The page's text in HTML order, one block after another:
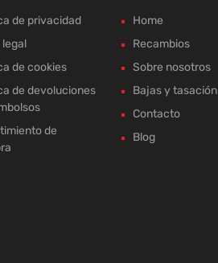
de privacidad
legal
de cookies
de devoluciones
de
Home
Recambios
Sobre nosotros
Bajas y tasación
Contacto
Blog